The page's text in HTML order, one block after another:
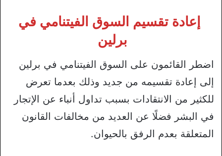
إعادة تقسيم السوق الفيتنامي في
برلين
اضطر القائمون على السوق الفيتنامي في برلين
إلى إعادة تقسيمه من جديد وذلك بعدما تعرض
للكثير من الانتقادات بسبب تداول أنباء عن الإتجار
في البشر فضلًا عن العديد من مخالفات القانون
المتعلقة بعدم الرفق بالحيوان.